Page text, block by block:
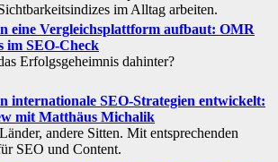
im Alltag arbeiten.
eine Vergleichsplattform aufbaut: OMR
im SEO-Check
Erfolgsgeheimnis dahinter?
internationale SEO-Strategien entwickelt:
mit Matthäus Michalik
andere Sitten. Mit entsprechenden
SEO und Content.